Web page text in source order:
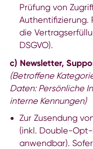
Prüfung von
Authentifizierung.
die
DSGVO).
c) Newsletter,
(Betroffene
Daten: Persönliche
interne Kennungen)
Zur Zusendung
(inkl. Double-
anwendbar).